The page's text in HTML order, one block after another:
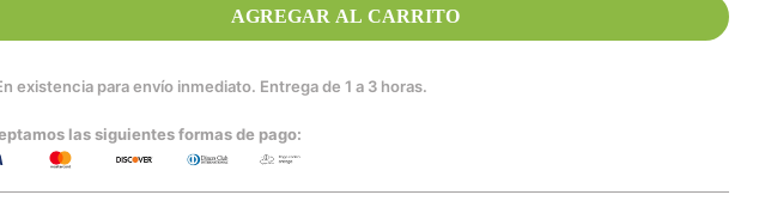
AGREGAR AL CARRITO
existencia para envío inmediato. Entrega de 1 a 3 horas.
las siguientes formas de pago: